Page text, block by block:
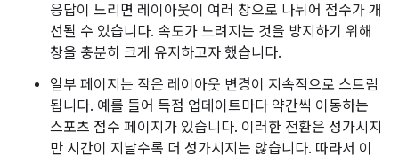
응답이 느리면 레이아웃이 여러 창으로 나뉘어 점수가 개
선될 수 있습니다. 속도가 느려지는 것을 방지하기 위해
창을 충분히 크게 유지하고자 했습니다.
일부 페이지는 작은 레이아웃 변경이 지속적으로 스트림
됩니다. 예를 들어 득점 업데이트마다 약간씩 이동하는
스포츠 점수 페이지가 있습니다. 이러한 전환은 성가시지
만 시간이 지날수록 더 성가시지는 않습니다. 따라서 이